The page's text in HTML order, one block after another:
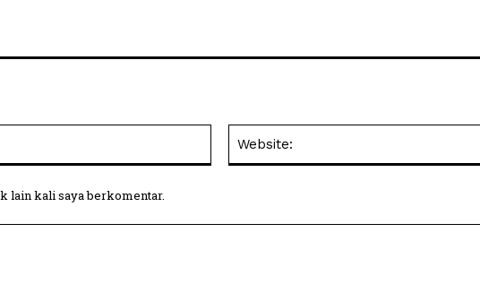
lain kali saya berkomentar.